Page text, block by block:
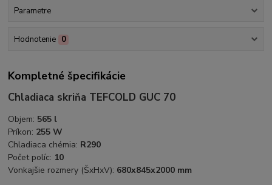
Parametre
Hodnotenie 0
Kompletné špecifikácie
Chladiaca skriňa TEFCOLD GUC 70
Objem: 565 l
Príkon: 255 W
Chladiaca chémia: R290
Počet políc: 10
Vonkajšie rozmery (ŠxHxV): 680x845x2000 mm